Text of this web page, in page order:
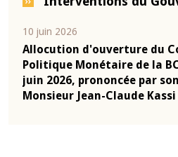
04 mars 2026
Allocution d'ouverture du
Politique Monétaire de la
mars 2026, prononcée par
Monsieur Jean-Claude Kassi